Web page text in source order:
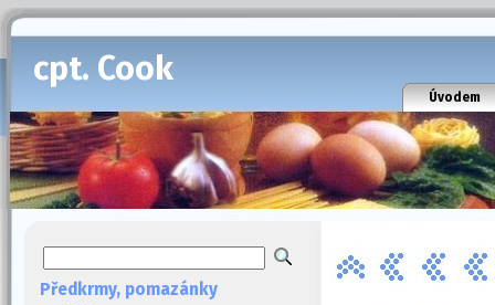
cpt. Cook
Úvodem
Předkrmy, pomazánky